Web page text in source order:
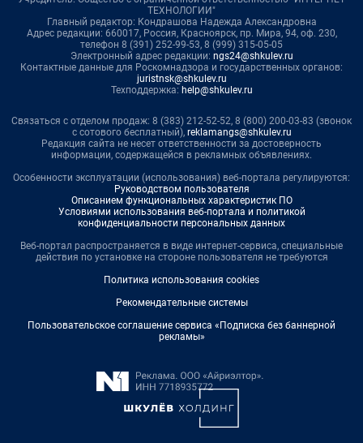
ТЕХНОЛОГИИ"
Главный редактор: Кондрашова Надежда Александровна
Адрес редакции: 660017, Россия, Красноярск, пр. Мира, 94, оф. 230,
телефон 8 (391) 252-99-53, 8 (999) 315-05-05
Электронный адрес редакции: ngs24@shkulev.ru
Контактные данные для Роскомнадзора и государственных органов:
juristnsk@shkulev.ru
Техподдержка: help@shkulev.ru
Связаться с отделом продаж: 8 (383) 212-52-52, 8 (800) 200-03-83 (звонок
с сотового бесплатный), reklamangs@shkulev.ru
Редакция сайта не несет ответственности за достоверность
информации, содержащейся в рекламных объявлениях.
Особенности эксплуатации (использования) веб-портала регулируются:
Руководством пользователя
Описанием функциональных характеристик ПО
Условиями использования веб-портала и политикой
конфиденциальности персональных данных
Веб-портал распространяется в виде интернет-сервиса, специальные
действия по установке на стороне пользователя не требуются
Политика использования cookies
Рекомендательные системы
Пользовательское соглашение сервиса «Подписка без баннерной
рекламы»